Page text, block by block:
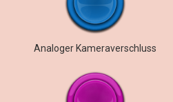
Analoger Kameraverschluss